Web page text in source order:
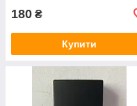
180 ₴
Купити